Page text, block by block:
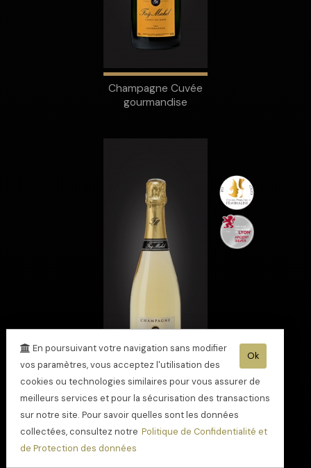
Champagne Cuvée
gourmandise
Champagne Cuvée
Spéciale - Blanc de
blancs - médaille
Ok
En poursuivant votre navigation sans modifier
vos paramètres, vous acceptez l'utilisation des
cookies ou technologies similaires pour vous assurer de
meilleurs services et pour la sécurisation des transactions
sur notre site. Pour savoir quelles sont les données
collectées, consultez notre Politique de Confidentialité et
de Protection des données